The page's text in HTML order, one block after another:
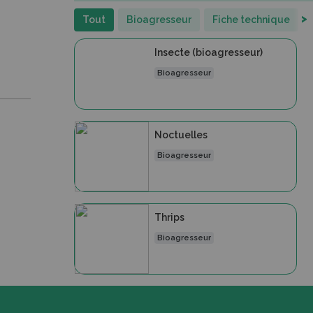
Tout Bioagresseur Fiche technique >
Insecte (bioagresseur)
Bioagresseur
Noctuelles
Bioagresseur
Thrips
Bioagresseur